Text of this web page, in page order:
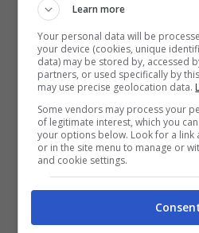
dai ragazzi di Onelli.
Ma l’evento clou avrà
settembrequando,alle
l’incantevole cornice del
Gaeta, verranno
sponsor, addetti ai lavori
Sporting Club e il nuovo
da questa stagione darà
Learn more
Your personal data will be
your device (cookies, unique
data) may be stored by, accessed
partners, or used specifically by
may use precise geolocation data.
Some vendors may process your
of legitimate interest, which you
your options below. Look for a link
or in the site menu to manage or
and cookie settings.